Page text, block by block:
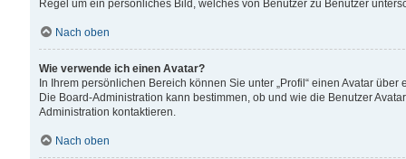
Regel um ein persönliches Bild, welches von Benutzer zu Benutzer
Nach oben
Wie verwende ich einen Avatar?
In Ihrem persönlichen Bereich können Sie unter „Profil“ einen Avatar
Die Board-Administration kann bestimmen, ob und wie die Benutzer
Administration kontaktieren.
Nach oben